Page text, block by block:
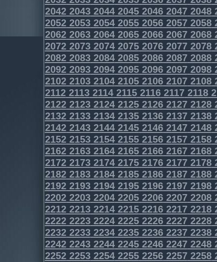
2042204320442045204620472048
2052205320542055205620572058
2062206320642065206620672068
2072207320742075207620772078
2082208320842085208620872088
2092209320942095209620972098
2102210321042105210621072108
2112211321142115211621172118
2122212321242125212621272128
2132213321342135213621372138
2142214321442145214621472148
2152215321542155215621572158
2162216321642165216621672168
2172217321742175217621772178
2182218321842185218621872188
2192219321942195219621972198
2202220322042205220622072208
2212221322142215221622172218
2222222322242225222622272228
2232223322342235223622372238
2242224322442245224622472248
2252225322542255225622572258